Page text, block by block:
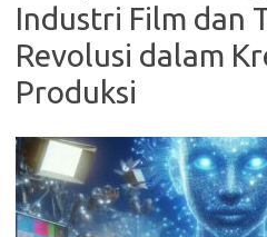
Industri Film dan
Revolusi dalam
Produksi